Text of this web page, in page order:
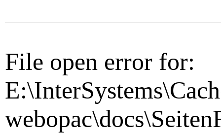
File open error for: